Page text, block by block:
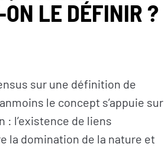
AGIR
LE DÉFINIR ?
sur une définition de
le concept s’appuie sur
: l’existence de liens
la domination de la nature et